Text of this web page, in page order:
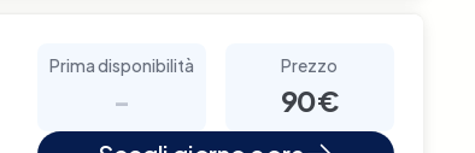
Prima disponibilità
-
Prezzo
90€